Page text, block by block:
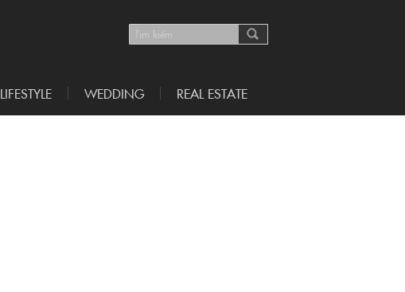
LIFESTYLE WEDDING REAL ESTATE